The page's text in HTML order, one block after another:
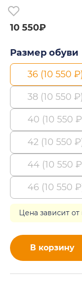
10 550₽
Размер обуви
36 (10 550 ₽)
38 (10 550 ₽)
40 (10 550
42 (10 550
44 (10 550
46 (10 550
Цена зависит
В корзину